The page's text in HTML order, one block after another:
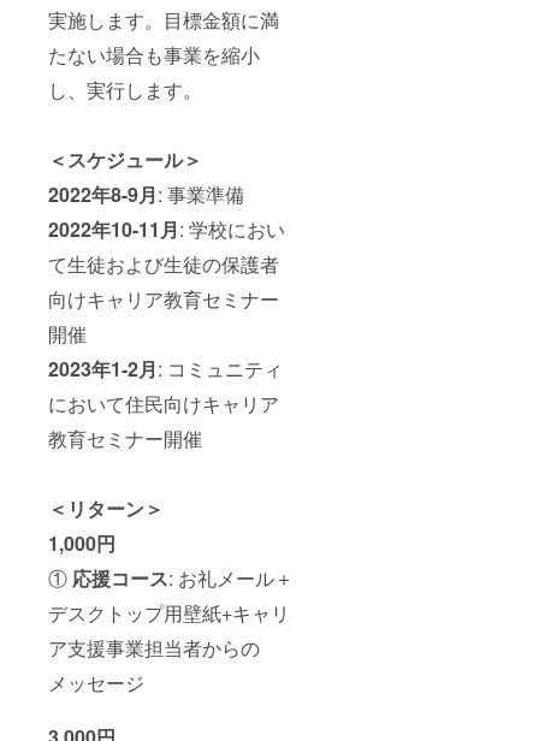
実施します。目標金額に満
たない場合も事業を縮小
し、実行します。
＜スケジュール＞
2022年8-9月: 事業準備
2022年10-11月: 学校におい
て生徒および生徒の保護者
向けキャリア教育セミナー
開催
2023年1-2月: コミュニティ
において住民向けキャリア
教育セミナー開催
＜リターン＞
1,000円
① 応援コース: お礼メール＋
デスクトップ用壁紙+キャリ
ア支援事業担当者からの
メッセージ